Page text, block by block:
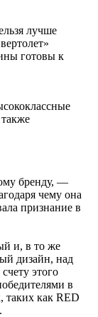
лучше
готовы к
бренду, —
чему она
признание в
и, в то же
дизайн, над
этого
в
таких как RED